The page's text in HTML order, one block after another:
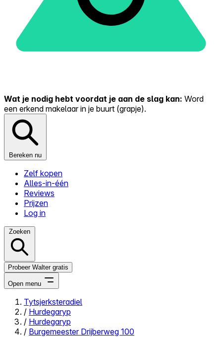
Wat je nodig hebt voordat je aan de slag kan: Word
een erkend makelaar in je buurt (grapje).
Bereken nu
Zelf kopen
Alles-in-één
Reviews
Prijzen
Log in
Zoeken
Probeer Walter gratis
Open menu
Close menu
Tytsjerksteradiel
/ Hurdegaryp
/ Hurdegaryp
/ Burgemeester Drijberweg 100